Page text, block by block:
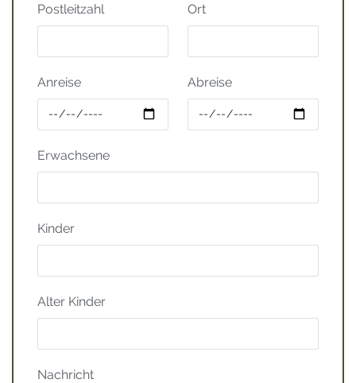
Postleitzahl Ort
Anreise Abreise
Erwachsene
Kinder
Alter Kinder
Nachricht